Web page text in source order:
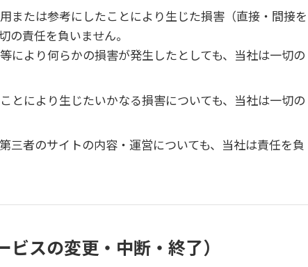
または参考にしたことにより生じた損害（直接・間接を
の責任を負いません。
により何らかの損害が発生したとしても、当社は一切の
とにより生じたいかなる損害についても、当社は一切の
三者のサイトの内容・運営についても、当社は責任を負
ビスの変更・中断・終了）